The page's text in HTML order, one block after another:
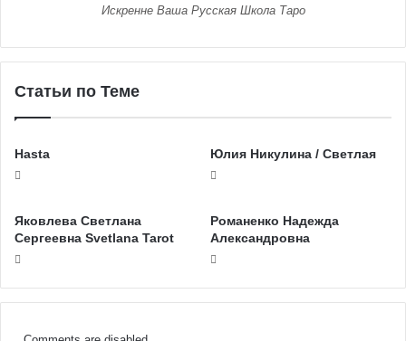
Искренне Ваша Русская Школа Таро
Статьи по Теме
Hasta Юлия Никулина / Светлая
Яковлева Светлана
Сергеевна Svetlana Tarot
Романенко Надежда
Александровна